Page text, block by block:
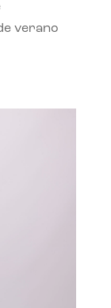
verano